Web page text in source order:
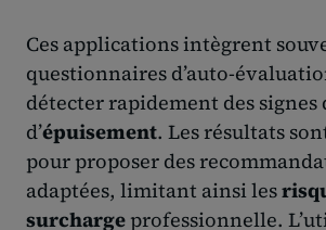
Ces applications intègrent
questionnaires d’auto-
détecter rapidement des signes
d’épuisement. Les résultats
pour proposer des
adaptées, limitant ainsi les
surcharge professionnelle.